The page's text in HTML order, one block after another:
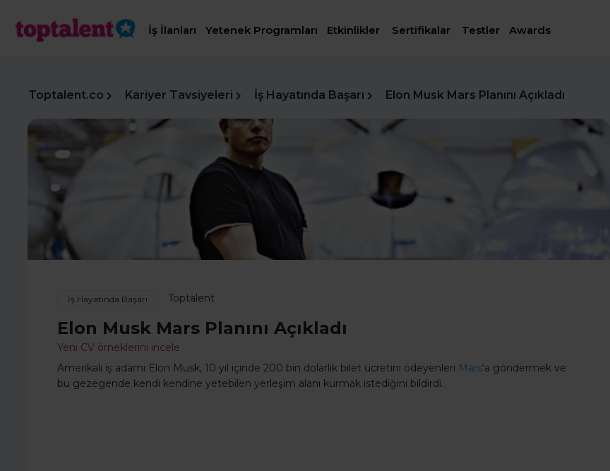
İş İlanları Yetenek Programları Etkinlikler Sertifikalar Testler Awards
Toptalent.co Kariyer Tavsiyeleri İş Hayatında Başarı Elon Musk Mars Planını Açıkladı
İş Hayatında Başarı Toptalent
Elon Musk Mars Planını Açıkladı
Yeni CV örneklerini incele
Amerikalı iş adamı Elon Musk, 10 yıl içinde 200 bin dolarlık bilet ücretini ödeyenleri Mars‘a göndermek ve
bu gezegende kendi kendine yetebilen yerleşim alanı kurmak istediğini bildirdi.